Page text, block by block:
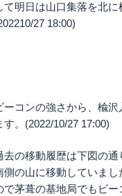
て明日は山口集落を北
27 18:00)
ーコンの強さから、楡
。(2022/10/27 17:00)
去の移動履歴は下図の
の山に移動していまし
で茅葺の基地局でもビー